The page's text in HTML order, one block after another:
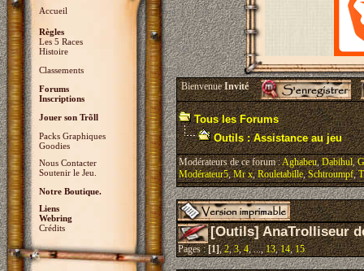
Accueil
Règles
Les 5 Races
Histoire
Classements
Forums
Inscriptions
Jouer son Trõll
Packs Graphiques
Goodies
Nous Contacter
Soutenir le Jeu.
Notre Boutique.
Liens
Webring
Crédits
BienvenueInvité
Tous les Forums
Outils : Assistance au jeu
Modérateurs de ce forum :Aghabeu,Dabihul,
Modérateur5,Mr x,Rouletabille,Schtroumpf,
[Outils] AnaTrolliseur
Pages :[1],2,3,4, ...,13,14,15